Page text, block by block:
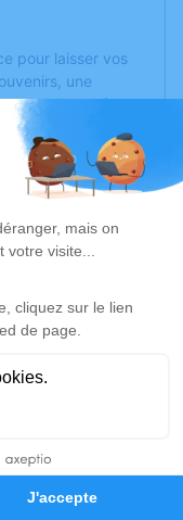
Hommages
pour laisser vos
une
des poèmes
dédié à
estdisponible